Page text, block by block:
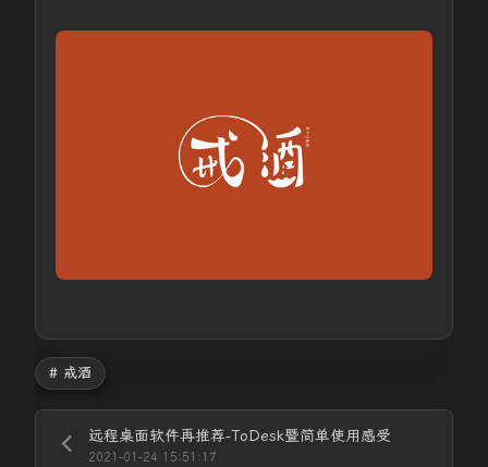
# 戒酒
远程桌面软件再推荐-ToDesk暨简单使用感受
2021-01-24 15:51:17